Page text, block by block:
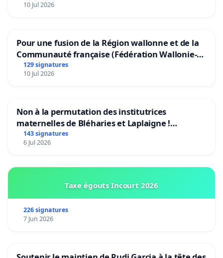
10 Jul 2026
Pour une fusion de la Région wallonne et de la
Communauté française (Fédération Wallonie-
Bruxelles)
129 signatures
10 Jul 2026
Non à la permutation des institutrices
maternelles de Bléharies et Laplaigne !
Préservons la stabilité de nos enfants.
143 signatures
6 Jul 2026
Taxe égouts Incourt 2026
226 signatures
7 Jun 2026